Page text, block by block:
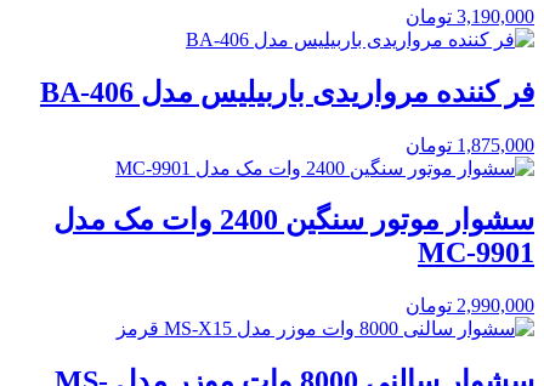
3,190,000 تومان
فر کننده مرواریدی باربیلیس مدل BA-406
1,875,000 تومان
سشوار موتور سنگین 2400 وات مک مدل
MC-9901
2,990,000 تومان